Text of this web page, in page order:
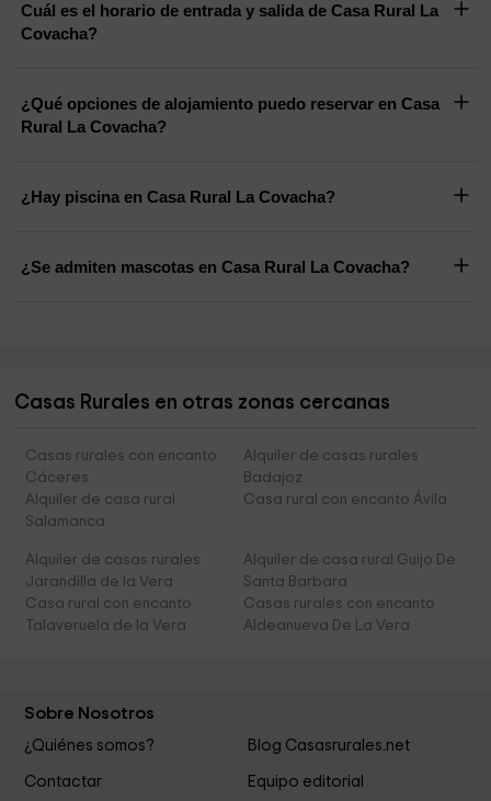
Cuál es el horario de entrada y salida de Casa Rural La
Covacha?
¿Qué opciones de alojamiento puedo reservar en Casa
Rural La Covacha?
¿Hay piscina en Casa Rural La Covacha?
¿Se admiten mascotas en Casa Rural La Covacha?
Casas Rurales en otras zonas cercanas
Casas rurales con encanto
Cáceres
Alquiler de casas rurales
Badajoz
Alquiler de casa rural
Salamanca
Casa rural con encanto Ávila
Alquiler de casas rurales
Jarandilla de la Vera
Alquiler de casa rural Guijo De
Santa Barbara
Casa rural con encanto
Talaveruela de la Vera
Casas rurales con encanto
Aldeanueva De La Vera
Sobre Nosotros
¿Quiénes somos? Blog Casasrurales.net
Contactar Equipo editorial